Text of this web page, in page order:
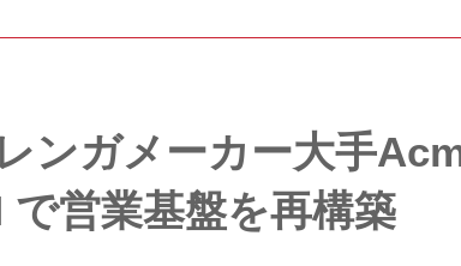
ンガメーカー大手
で営業基盤を再構築